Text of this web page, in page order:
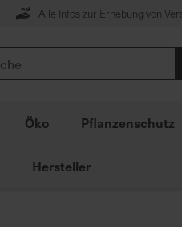
Alle Infos zur Erhebung von
Öko Pflanzenschutz
Hersteller